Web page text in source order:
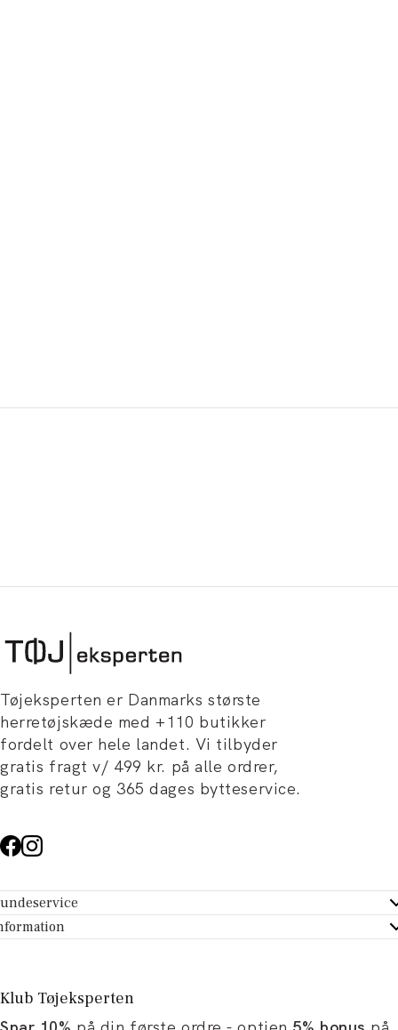
Tøjeksperten er Danmarks største
herretøjskæde med +110 butikker
fordelt over hele landet. Vi tilbyder
gratis fragt v/ 499 kr. på alle ordrer,
gratis retur og 365 dages bytteservice.
- Hjælpecenter
dit køb
Tøjeksperten
og artikler
Klub Tøjeksperten